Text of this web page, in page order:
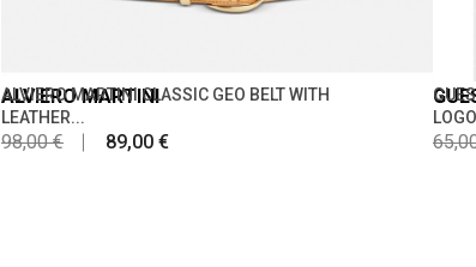
ALVIERO MARTINI
ALVIERO MARTINI CLASSIC GEO BELT WITH
LEATHER...
98,00 € 89,00 €